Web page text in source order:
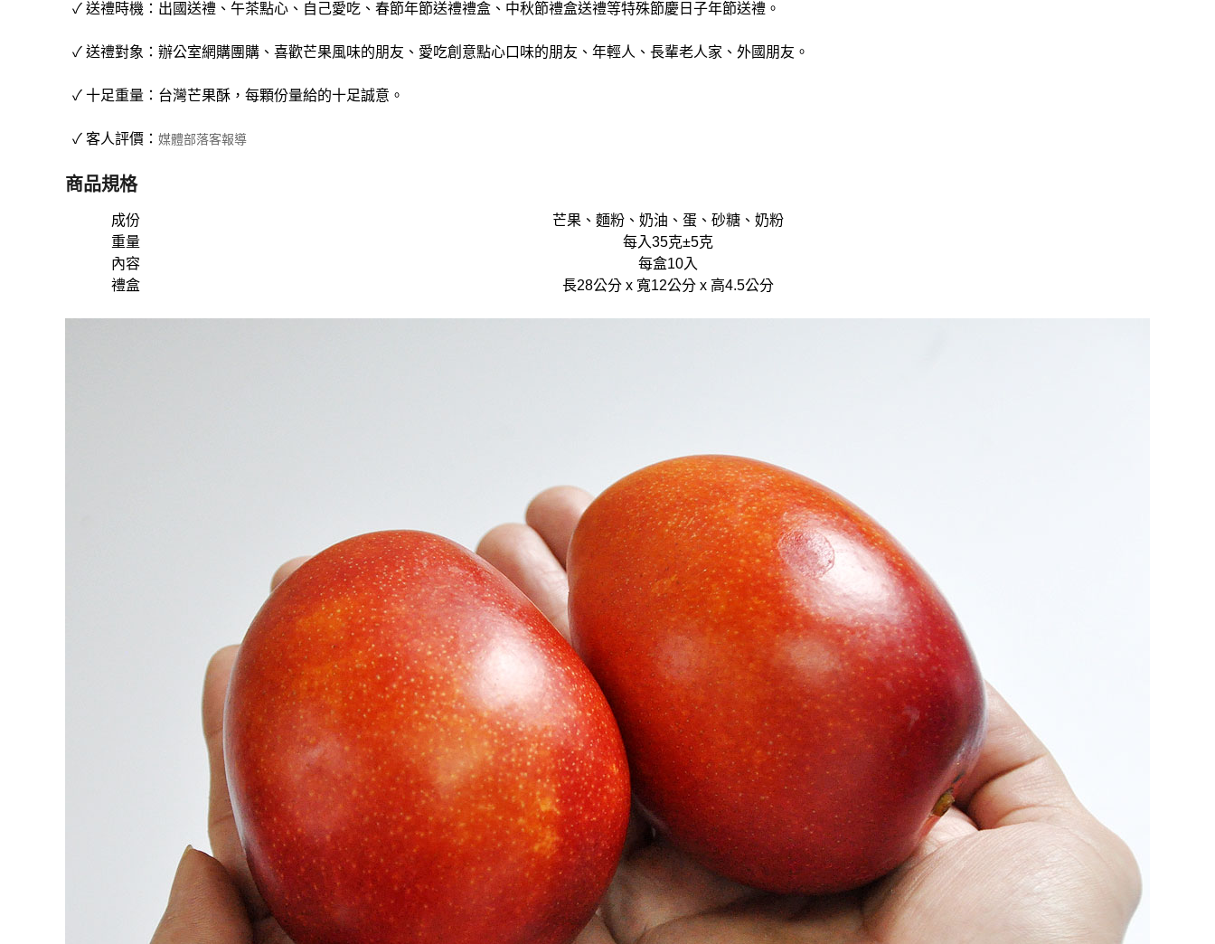
✓ 送禮時機：出國送禮、午茶點心、自己愛吃、春節年節送禮禮盒、中秋節禮盒送禮等特殊節慶日子年節送禮。
✓ 送禮對象：辦公室網購團購、喜歡芒果風味的朋友、愛吃創意點心口味的朋友、年輕人、長輩老人家、外國朋友。
✓ 十足重量：台灣芒果酥，每顆份量給的十足誠意。
✓ 客人評價： 媒體部落客報導
商品規格
成份
芒果、麵粉、奶油、蛋、砂糖、奶粉
重量
每入35克±5克
內容
每盒10入
禮盒
長28公分 x 寬12公分 x 高4.5公分